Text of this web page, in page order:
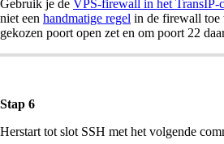
Gebruik je de VPS-firewall in het TransIP-
niet een handmatige regel in de firewall toe
gekozen poort open zet en om poort 22
Stap 6
Herstart tot slot SSH met het volgende